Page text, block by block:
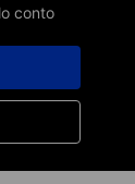
conto